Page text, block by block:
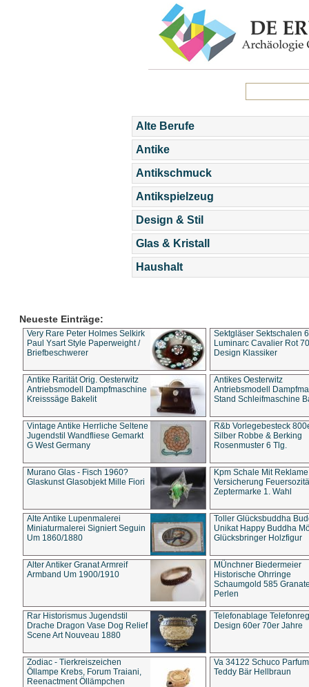
Alte Berufe
Antike
Antikschmuck
Antikspielzeug
Design & Stil
Glas & Kristall
Haushalt
Neueste Einträge:
Very Rare Peter Holmes Selkirk
Paul Ysart Style Paperweight /
Briefbeschwerer
Sektgläser Sektschalen
Luminarc Cavalier Rot
Design Klassiker
Antike Rarität Orig. Oesterwitz
Antriebsmodell Dampfmaschine
Kreisssäge Bakelit
Antikes Oesterwitz
Antriebsmodell
Stand Schleifmaschine
Vintage Antike Herrliche Seltene
Jugendstil Wandfliese Gemarkt
G West Germany
R&b Vorlegebesteck
Silber Robbe & Berking
Rosenmuster 6 Tlg.
Murano Glas - Fisch 1960?
Glaskunst Glasobjekt Mille Fiori
Kpm Schale Mit Reklame
Versicherung
Zeptermarke 1. Wahl
Alte Antike Lupenmalerei
Miniaturmalerei Signiert Seguin
Um 1860/1880
Toller Glücksbuddha
Unikat Happy Buddha
Glücksbringer Holzfigur
Alter Antiker Granat Armreif
Armband Um 1900/1910
MÜnchner Biedermeier
Historische Ohrringe
Schaumgold 585
Perlen
Rar Historismus Jugendstil
Drache Dragon Vase Dog Relief
Scene Art Nouveau 1880
Telefonablage
Design 60er 70er Jahre
Zodiac - Tierkreiszeichen
Öllampe Krebs, Forum Traiani,
Reenactment Öllämpchen
Va 34122 Schuco
Teddy Bär Hellbraun